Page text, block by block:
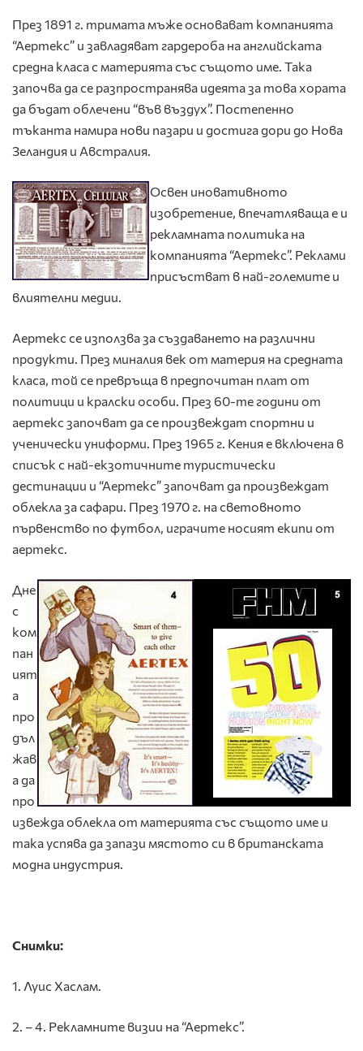
През 1891 г. тримата мъже основават компанията
“Аертекс” и завладяват гардероба на английската
средна класа с материята със същото име. Така
започва да се разпространява идеята за това хората
да бъдат облечени “във въздух”. Постепенно
тъканта намира нови пазари и достига дори до Нова
Зеландия и Австралия.
Освен иновативното
изобретение, впечатляваща е и
рекламната политика на
компанията “Аертекс”. Реклами
присъстват в най-големите и
влиятелни медии.
Аертекс се използва за създаването на различни
продукти. През миналия век от материя на средната
класа, той се превръща в предпочитан плат от
политици и кралски особи. През 60-те години от
аертекс започват да се произвеждат спортни и
ученически униформи. През 1965 г. Кения е включена в
списък с най-екзотичните туристически
дестинации и “Аертекс” започват да произвеждат
облекла за сафари. През 1970 г. на световното
първенство по футбол, играчите носият екипи от
аертекс.
Дне
с
ком
пан
ият
а
про
дъл
жав
а да
про
извежда облекла от материята със същото име и
така успява да запази мястото си в британската
модна индустрия.
Снимки:
1. Луис Хаслам.
2. – 4. Рекламните визии на “Аертекс”.